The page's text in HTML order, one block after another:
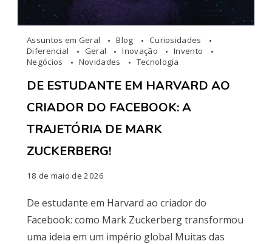
Assuntos em Geral Blog
Curiosidades
Diferencial
Geral Inovação
Invento
Negócios
Novidades Tecnologia
DE ESTUDANTE EM HARVARD AO
CRIADOR DO FACEBOOK: A
TRAJETÓRIA DE MARK
ZUCKERBERG!
18 de maio de 2026
De estudante em Harvard ao criador do
Facebook: como Mark Zuckerberg transformou
uma ideia em um império global Muitas das